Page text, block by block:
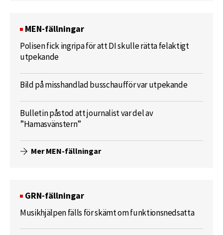
MEN-fällningar
Polisen fick ingripa för att DI skulle rätta felaktigt
utpekande
Bild på misshandlad busschaufför var utpekande
Bulletin påstod att journalist var del av
”Hamasvänstern”
Mer MEN-fällningar
GRN-fällningar
Musikhjälpen fälls för skämt om funktionsnedsatta